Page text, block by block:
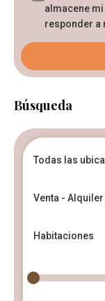
almacene
responder a
Búsqueda
Todas las
Venta - Alquiler
Habitaciones